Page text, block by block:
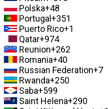
Polska+48
Portugal+351
Puerto Rico+1
Qatar+974
Reunion+262
Romania+40
Russian Federation+7
Rwanda+250
Saba+599
Saint Helena+290